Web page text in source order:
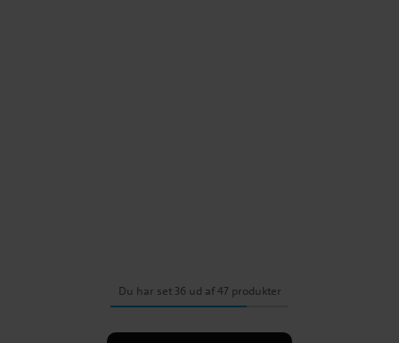
Du har set 36 ud af 47 produkter